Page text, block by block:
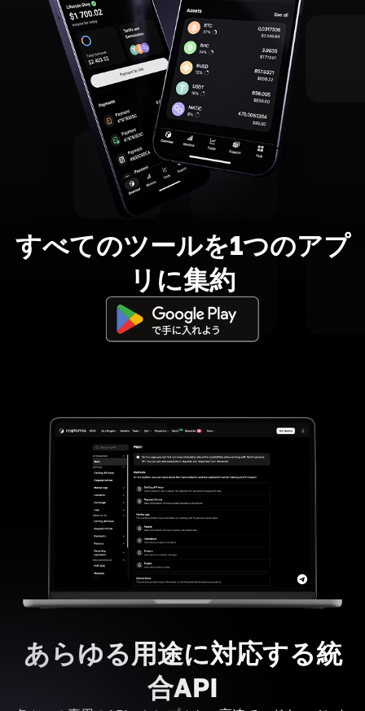
すべてのツールを1つのアプ
リに集約
あらゆる用途に対応する統
合API